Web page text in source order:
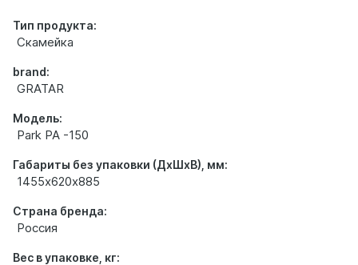
Тип продукта:
Скамейка
brand:
GRATAR
Модель:
Park PA -150
Габариты без упаковки (ДхШхВ), мм:
1455х620х885
Страна бренда:
Россия
Вес в упаковке, кг: